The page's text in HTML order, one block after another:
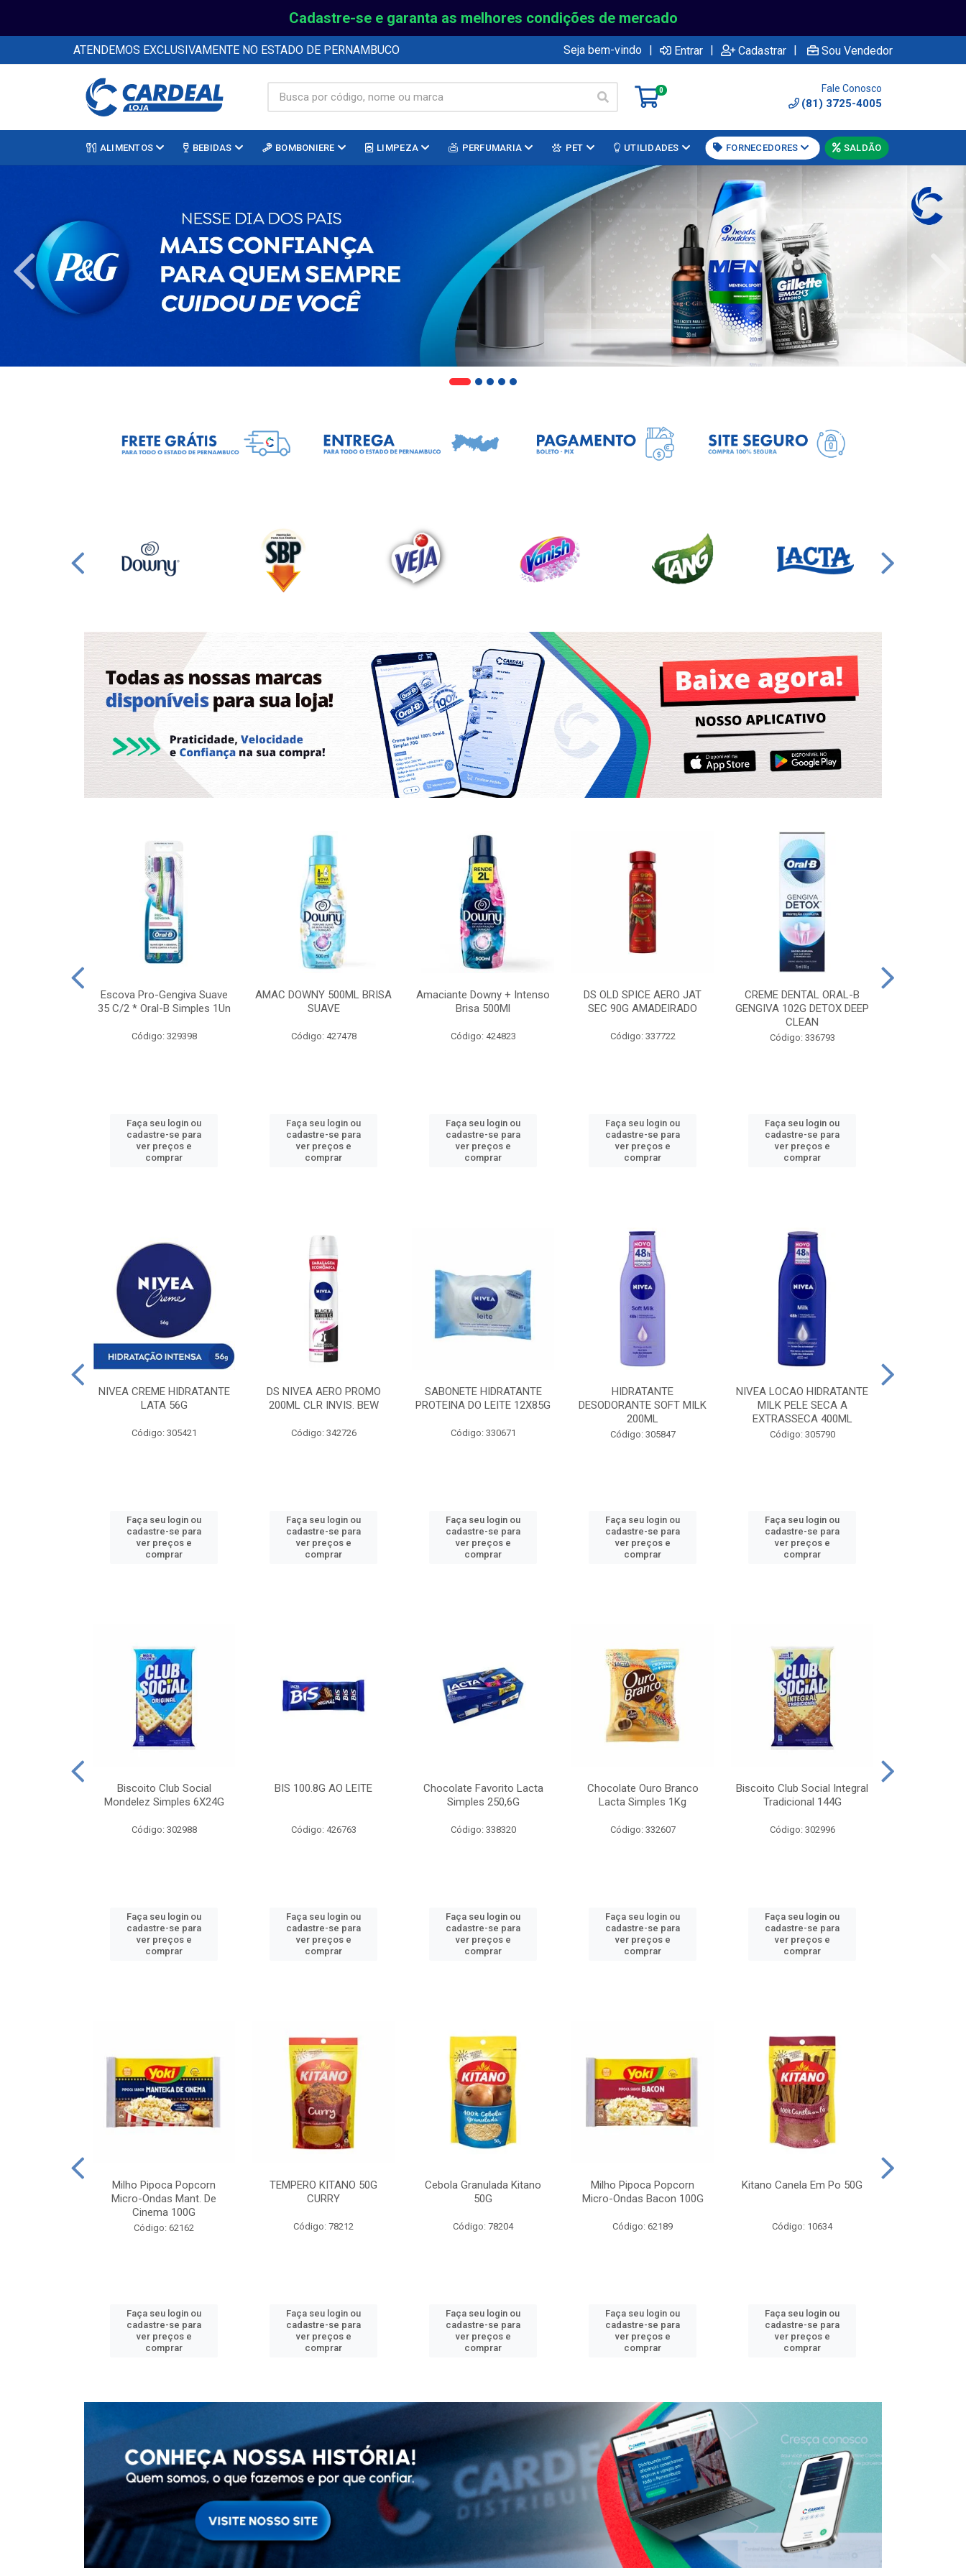
Cadastre-se e garanta as melhores condições de mercado
ATENDEMOS EXCLUSIVAMENTE NO ESTADO DE PERNAMBUCO Seja bem-vindo | Entrar | Cadastrar | Sou Vendedor
0 Fale Conosco
(81) 3725-4005
ALIMENTOS BEBIDAS BOMBONIERE LIMPEZA PERFUMARIA PET UTILIDADES FORNECEDORES SALDÃO
Escova Pro-Gengiva Suave
35 C/2 * Oral-B Simples 1Un
Código: 329398
Faça seu login ou
cadastre-se para
ver preços e
comprar
AMAC DOWNY 500ML BRISA
SUAVE
Código: 427478
Faça seu login ou
cadastre-se para
ver preços e
comprar
Amaciante Downy + Intenso
Brisa 500Ml
Código: 424823
Faça seu login ou
cadastre-se para
ver preços e
comprar
DS OLD SPICE AERO JAT
SEC 90G AMADEIRADO
Código: 337722
Faça seu login ou
cadastre-se para
ver preços e
comprar
CREME DENTAL ORAL-B
GENGIVA 102G DETOX DEEP
CLEAN
Código: 336793
Faça seu login ou
cadastre-se para
ver preços e
comprar
NIVEA CREME HIDRATANTE
LATA 56G
Código: 305421
Faça seu login ou
cadastre-se para
ver preços e
comprar
DS NIVEA AERO PROMO
200ML CLR INVIS. BEW
Código: 342726
Faça seu login ou
cadastre-se para
ver preços e
comprar
SABONETE HIDRATANTE
PROTEINA DO LEITE 12X85G
Código: 330671
Faça seu login ou
cadastre-se para
ver preços e
comprar
HIDRATANTE
DESODORANTE SOFT MILK
200ML
Código: 305847
Faça seu login ou
cadastre-se para
ver preços e
comprar
NIVEA LOCAO HIDRATANTE
MILK PELE SECA A
EXTRASSECA 400ML
Código: 305790
Faça seu login ou
cadastre-se para
ver preços e
comprar
Biscoito Club Social
Mondelez Simples 6X24G
Código: 302988
Faça seu login ou
cadastre-se para
ver preços e
comprar
BIS 100.8G AO LEITE
Código: 426763
Faça seu login ou
cadastre-se para
ver preços e
comprar
Chocolate Favorito Lacta
Simples 250,6G
Código: 338320
Faça seu login ou
cadastre-se para
ver preços e
comprar
Chocolate Ouro Branco
Lacta Simples 1Kg
Código: 332607
Faça seu login ou
cadastre-se para
ver preços e
comprar
Biscoito Club Social Integral
Tradicional 144G
Código: 302996
Faça seu login ou
cadastre-se para
ver preços e
comprar
Milho Pipoca Popcorn
Micro-Ondas Mant. De
Cinema 100G
Código: 62162
Faça seu login ou
cadastre-se para
ver preços e
comprar
TEMPERO KITANO 50G
CURRY
Código: 78212
Faça seu login ou
cadastre-se para
ver preços e
comprar
Cebola Granulada Kitano
50G
Código: 78204
Faça seu login ou
cadastre-se para
ver preços e
comprar
Milho Pipoca Popcorn
Micro-Ondas Bacon 100G
Código: 62189
Faça seu login ou
cadastre-se para
ver preços e
comprar
Kitano Canela Em Po 50G
Código: 10634
Faça seu login ou
cadastre-se para
ver preços e
comprar